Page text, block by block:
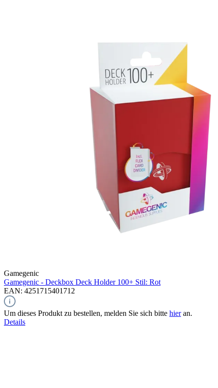
Gamegenic
Gamegenic - Deckbox Deck Holder 100+ Stil: Rot
EAN: 4251715401712
Um dieses Produkt zu bestellen, melden Sie sich bitte hieran.
Details